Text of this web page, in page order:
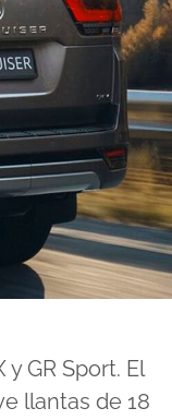
GR Sport. El
llantas de 18